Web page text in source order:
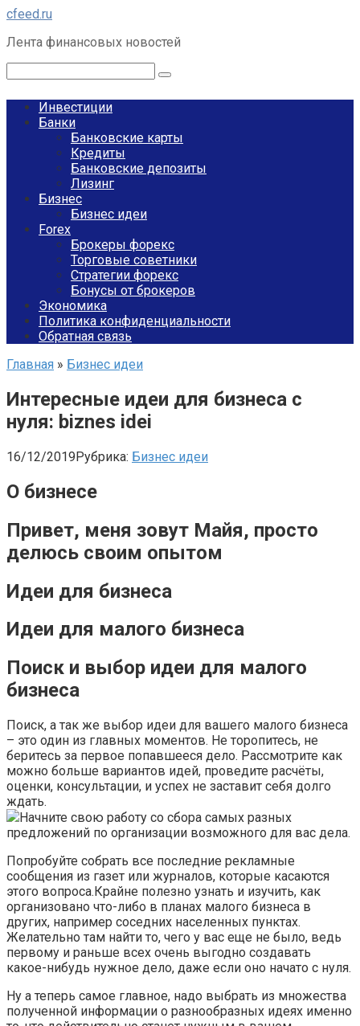
Перейти
контенту
cfeed.ru
Лента финансовых новостей
Инвестиции
Банки
Банковские карты
Кредиты
Банковские депозиты
Лизинг
Бизнес
Бизнес идеи
Forex
Брокеры форекс
Торговые советники
Стратегии форекс
Бонусы от брокеров
Экономика
Политика конфиденциальности
Обратная связь
Главная » Бизнес идеи
Интересные идеи для бизнеса с
нуля: biznes idei
16/12/2019Рубрика: Бизнес идеи
О бизнесе
Привет, меня зовут Майя, просто
делюсь своим опытом
Идеи для бизнеса
Идеи для малого бизнеса
Поиск и выбор идеи для малого
бизнеса
Поиск, а так же выбор идеи для вашего малого бизнеса
– это один из главных моментов. Не торопитесь, не
беритесь за первое попавшееся дело. Рассмотрите как
можно больше вариантов идей, проведите расчёты,
оценки, консультации, и успех не заставит себя долго
ждать.
Начните свою работу со сбора самых разных
предложений по организации возможного для вас дела.
Попробуйте собрать все последние рекламные
сообщения из газет или журналов, которые касаются
этого вопроса.Крайне полезно узнать и изучить, как
организовано что-либо в планах малого бизнеса в
других, например соседних населенных пунктах.
Желательно там найти то, чего у вас еще не было, ведь
первому и раньше всех очень выгодно создавать
какое-нибудь нужное дело, даже если оно начато с нуля.
Ну а теперь самое главное, надо выбрать из множества
полученной информации о разнообразных идеях именно